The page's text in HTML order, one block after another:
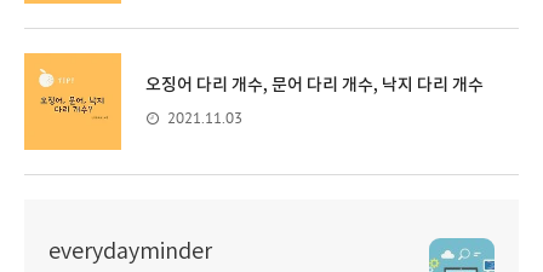
오징어 다리 개수, 문어 다리 개수, 낙지 다리 개수
2021.11.03
everydayminder